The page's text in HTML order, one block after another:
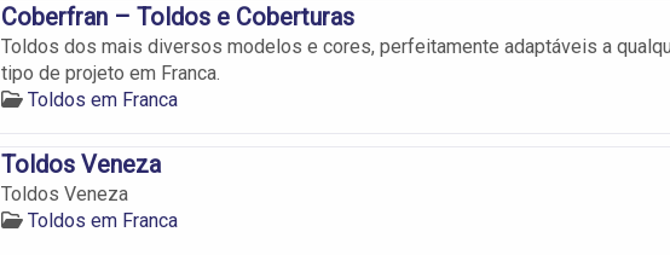
Coberfran – Toldos e Coberturas
Toldos dos mais diversos modelos e cores, perfeitamente adaptáveis a
tipo de projeto em Franca.
Toldos em Franca
Toldos Veneza
Toldos Veneza
Toldos em Franca